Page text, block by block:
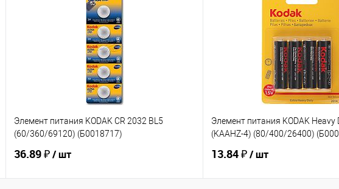
Элемент питания KODAK CR 2032 BL5
(60/360/69120) (Б0018717)
36.89 ₽/ шт
Элемент питания KODAK Heavy
(KAAHZ-4) (80/400/26400)
13.84 ₽/ шт